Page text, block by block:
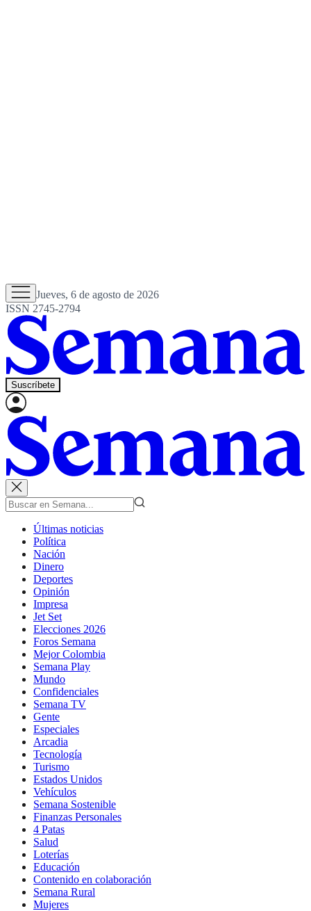
Jueves, 6 de agosto de 2026
ISSN 2745-2794
Suscríbete
Últimas noticias
Política
Nación
Dinero
Deportes
Opinión
Impresa
Jet Set
Elecciones 2026
Foros Semana
Mejor Colombia
Semana Play
Mundo
Confidenciales
Semana TV
Gente
Especiales
Arcadia
Tecnología
Turismo
Estados Unidos
Vehículos
Semana Sostenible
Finanzas Personales
4 Patas
Salud
Loterías
Educación
Contenido en colaboración
Semana Rural
Mujeres